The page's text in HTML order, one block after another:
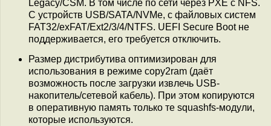
Legacy/CSM. В том числе по сети через PXE с NFS.
С устройств USB/SATA/NVMe, с файловых систем
FAT32/exFAT/Ext2/3/4/NTFS. UEFI Secure Boot не
поддерживается, его требуется отключить.
Размер дистрибутива оптимизирован для
использования в режиме copy2ram (даёт
возможность после загрузки извлечь USB-
накопитель/сетевой кабель). При этом копируются
в оперативную память только те squashfs-модули,
которые используются.